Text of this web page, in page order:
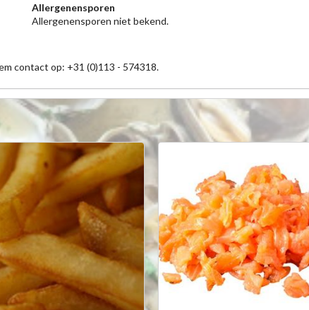
Allergenensporen
Allergenensporen niet bekend.
contact op: +31 (0)113 - 574318.